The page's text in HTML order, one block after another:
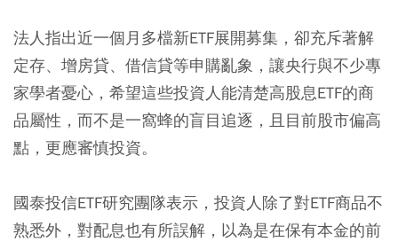
法人指出近一個月多檔新ETF展開募集，卻充斥著解
定存、增房貸、借信貸等申購亂象，讓央行與不少專
家學者憂心，希望這些投資人能清楚高股息ETF的商
品屬性，而不是一窩蜂的盲目追逐，且目前股市偏高
點，更應審慎投資。
國泰投信ETF研究團隊表示，投資人除了對ETF商品不
熟悉外，對配息也有所誤解，以為是在保有本金的前